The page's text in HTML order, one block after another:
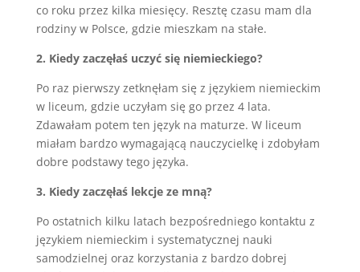
co roku przez kilka miesięcy. Resztę czasu mam dla
rodziny w Polsce, gdzie mieszkam na stałe.
2. Kiedy zaczęłaś uczyć się niemieckiego?
Po raz pierwszy zetknęłam się z językiem niemieckim
w liceum, gdzie uczyłam się go przez 4 lata.
Zdawałam potem ten język na maturze. W liceum
miałam bardzo wymagającą nauczycielkę i zdobyłam
dobre podstawy tego języka.
3. Kiedy zaczęłaś lekcje ze mną?
Po ostatnich kilku latach bezpośredniego kontaktu z
językiem niemieckim i systematycznej nauki
samodzielnej oraz korzystania z bardzo dobrej